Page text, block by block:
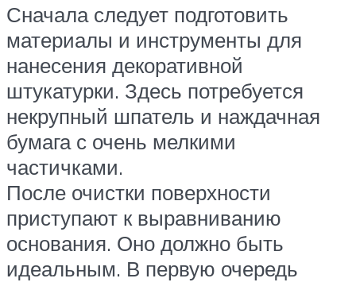
Сначала следует подготовить
материалы и инструменты для
нанесения декоративной
штукатурки. Здесь потребуется
некрупный шпатель и наждачная
бумага с очень мелкими
частичками.
После очистки поверхности
приступают к выравниванию
основания. Оно должно быть
идеальным. В первую очередь